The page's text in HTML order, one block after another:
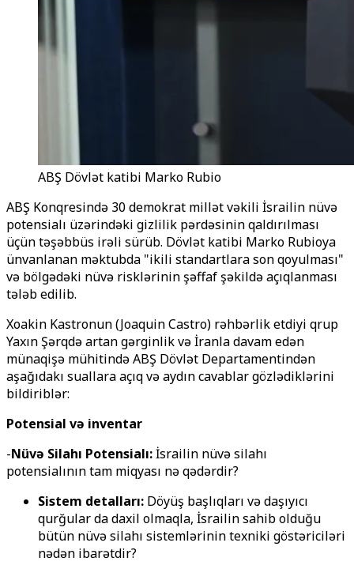
ABŞ Dövlət katibi Marko Rubio
ABŞ Konqresində 30 demokrat millət vəkili İsrailin nüvə
potensialı üzərindəki gizlilik pərdəsinin qaldırılması
üçün təşəbbüs irəli sürüb. Dövlət katibi Marko Rubioya
ünvanlanan məktubda "ikili standartlara son qoyulması"
və bölgədəki nüvə risklərinin şəffaf şəkildə açıqlanması
tələb edilib.
Xoakin Kastronun (Joaquin Castro) rəhbərlik etdiyi qrup
Yaxın Şərqdə artan gərginlik və İranla davam edən
münaqişə mühitində ABŞ Dövlət Departamentindən
aşağıdakı suallara açıq və aydın cavablar gözlədiklərini
bildiriblər:
Potensial və inventar
-Nüvə Silahı Potensialı:İsrailin nüvə silahı
potensialının tam miqyası nə qədərdir?
Sistem detalları: Döyüş başlıqları və daşıyıcı
qurğular da daxil olmaqla, İsrailin sahib olduğu
bütün nüvə silahı sistemlərinin texniki göstəriciləri
nədən ibarətdir?